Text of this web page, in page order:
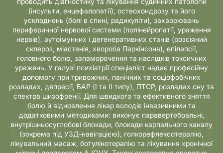
(інсульти, енцефалопатії), остеохондрозу та його
ускладнень (болі в спині, радикуліти), захворювань
периферичної нервової системи (полінейропатії, ураження
нервів), аутоімунних і дегенеративних станів (розсіяний
склероз, міастенія, хвороба Паркінсона), епілепсії,
головного болю, запаморочення та наслідків токсичних
уражень. У галузі психіатрії спеціаліст надає професійну
допомогу при тривожних, панічних та соціофобічних
розладах, депресії, БАР (I та II типу), ПТСР, розладах сну та
спектра шизофренії. Для швидкого та ефективного зняття
болю й відновлення лікар володіє інвазивними та
додатковими методиками: виконує паравертебральні,
внутрішньосуглобові блокади, блокади карпального каналу
(зокрема під УЗД-навігацією), голкорефлексотерапію,
лікувальний масаж, ботулінотерапію та лікування хронічної